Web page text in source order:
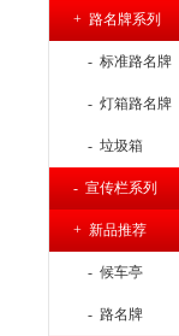
+ 路名牌系列
- 标准路名牌
- 灯箱路名牌
- 垃圾箱
- 宣传栏系列
+ 新品推荐
- 候车亭
- 路名牌